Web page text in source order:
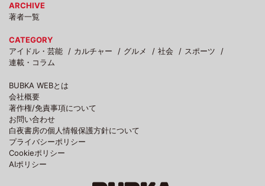
ARCHIVE
著者一覧
CATEGORY
アイドル・芸能
カルチャー グルメ 社会
スポーツ
連載・コラム
BUBKA WEBとは
会社概要
著作権/免責事項について
お問い合わせ
白夜書房の個人情報保護方針について
プライバシーポリシー
Cookieポリシー
AIポリシー